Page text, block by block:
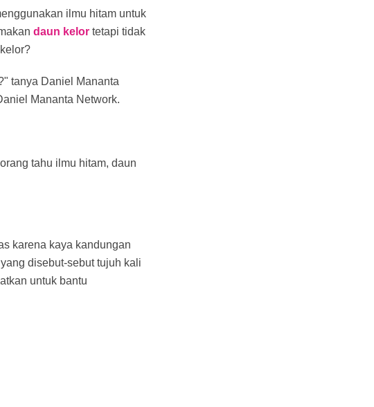
ilmu hitam untuk
daun kelor tetapi tidak
tanya Daniel Mananta
Mananta Network.
tahu ilmu hitam, daun
karena kaya kandungan
disebut-sebut tujuh kali
untuk bantu